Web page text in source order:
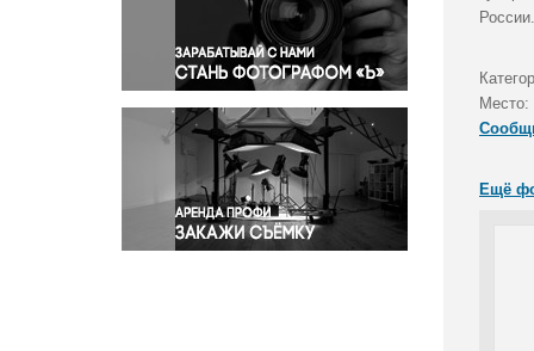
Правосудие
Происшествия и конфликты
Религия
Светская жизнь
Спорт
Экология
Экономика и бизнес
Место:
Ещё